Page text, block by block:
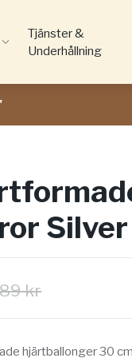
Tjänster &
Underhållning
89 kr
hjärtballonger 30